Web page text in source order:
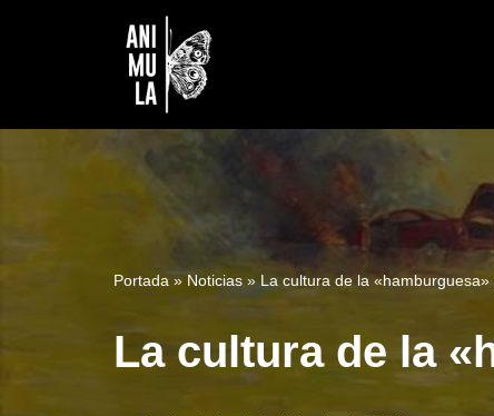
Portada»Noticias » La cultura de la
La cultura de la